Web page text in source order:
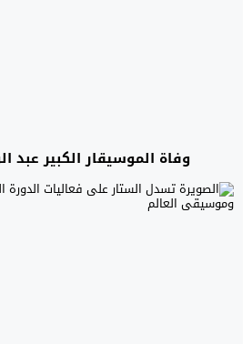
وفاة الموسيقار الكبير عبد